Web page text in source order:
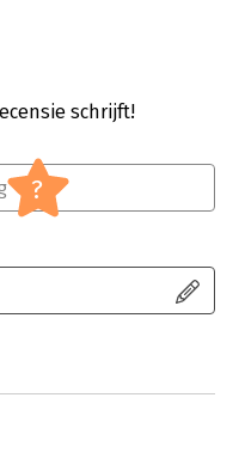
en de concurrentie is
op het verborgen
Spannende avonturen,
om een schot in de
dieren
schrijft!
?